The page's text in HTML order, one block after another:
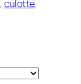
, culotte,